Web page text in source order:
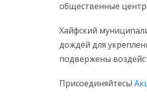
общественные
Хайфский
дождей для
подвержены
Присоединяйтесь!